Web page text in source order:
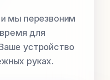
мы перезвоним
для
устройство
руках.